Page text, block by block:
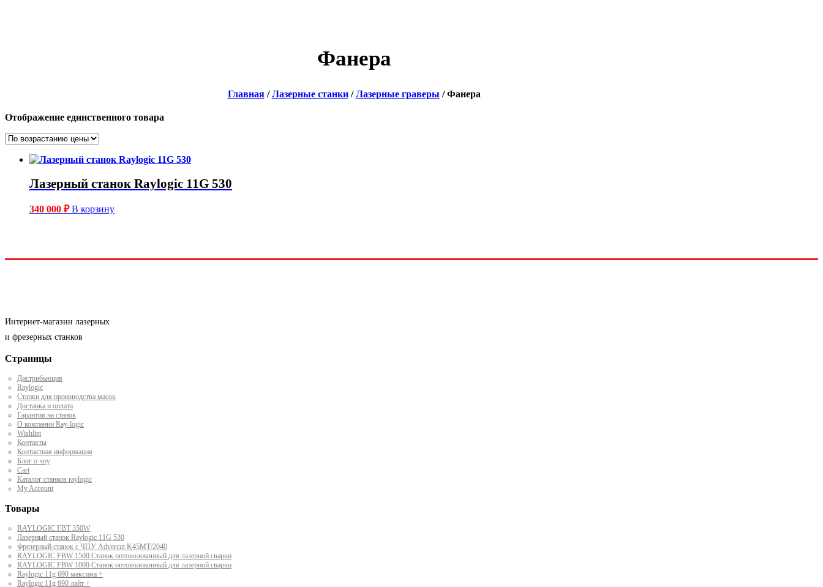
Фанера
Главная/Лазерные станки/Лазерные граверы / Фанера
Отображение единственного товара
Лазерный станок Raylogic 11G 530
340 000 ₽ В корзину
Интернет-магазин лазерных
и фрезерных станков
Страницы
Дистрибьюция
Raylogic
Станки для производства масок
Доставка и оплата
Гарантия на станок
О компании Ray-logic
Wishlist
Контакты
Контактная информация
Блог о чпу
Cart
Каталог станков raylogic
My Account
Товары
RAYLOGIC FBT 350W
Лазерный станок Raylogic 11G 530
Фрезерный станок с ЧПУ Advercut K45MT/2040
RAYLOGIC FBW 1500 Станок оптоволоконный для лазерной сварки
RAYLOGIC FBW 1000 Станок оптоволоконный для лазерной сварки
Raylogic 11g 690 максима +
Raylogic 11g 690 лайт +